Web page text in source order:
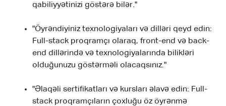
qabiliyyətinizi göstərə bilər."
"Öyrəndiyiniz texnologiyaları və dilləri qeyd edin:
Full-stack proqramçı olaraq, front-end və back-
end dillərində və texnologiyalarında bilikləri
olduğunuzu göstərməli olacaqsınız."
"Əlaqəli sertifikatları və kursları əlavə edin: Full-
stack proqramçıların çoxluğu öz öyrənmə